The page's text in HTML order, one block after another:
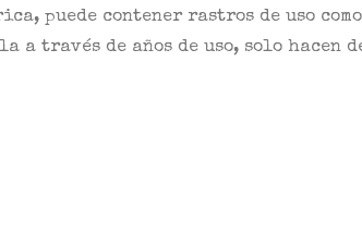
puede contener rastros de uso
a través de años de uso, solo